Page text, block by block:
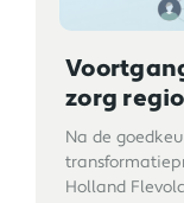
zorg
Na de
Holland